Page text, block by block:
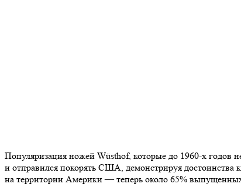
Популяризация ножей Wüsthof, которые до 1960-х годов
и отправился покорять США, демонстрируя
на территории Америки — теперь около 65%